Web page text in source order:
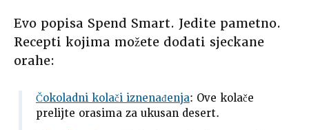
Evo popisa Spend Smart. Jedite pametno.
Recepti kojima možete dodati sjeckane
orahe:
Čokoladni kolači iznenađenja: Ove kolače
prelijte orasima za ukusan desert.